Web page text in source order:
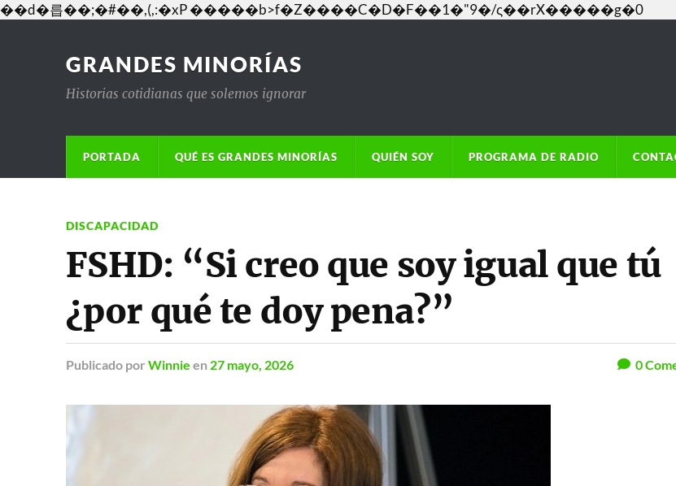
��d�릅��;�#��,(,:�xP �����b>f�Z����C�D�F��1�"9�/ς��rX�����g�0
GRANDES MINORÍAS
Historias cotidianas que solemos ignorar
PORTADA QUÉ ES GRANDES MINORÍAS QUIÉN SOY PROGRAMA DE RADIO
DISCAPACIDAD
FSHD: “Si creo que soy igual que tú
¿por qué te doy pena?”
Publicado por Winnie en 27 mayo, 2026 0